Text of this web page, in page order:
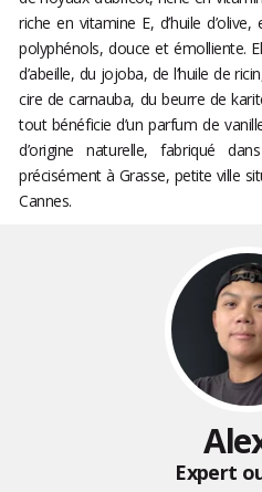
riche en vitamine E, d’huile
polyphénols, douce et émolliente.
d’abeille, du jojoba, de l’huile de
cire de carnauba, du beurre de
tout bénéficie d’un parfum de
d’origine naturelle, fabriqué
précisément à Grasse, petite ville
Cannes.
Expert